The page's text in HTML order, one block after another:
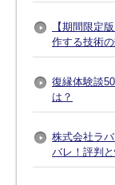
【期間限定
作する技術
復縁体験談
は？
株式会社ラ
バレ！評判